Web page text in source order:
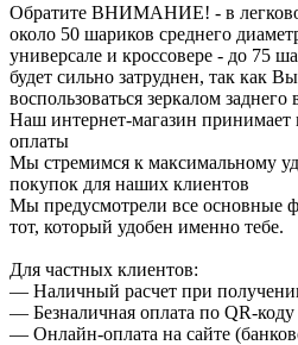
Обратите ВНИМАНИЕ! - в
около 50 шариков среднего
универсале и кроссовере - до 75
будет сильно затруднен, так как
воспользоваться зеркалом заднего
Наш интернет-магазин
оплаты
Мы стремимся к максимальному
покупок для наших клиентов
Мы предусмотрели все
тот, который удобен именно тебе.
Для частных клиентов:
— Наличный расчет при
— Безналичная оплата по QR-коду
— Онлайн-оплата на сайте